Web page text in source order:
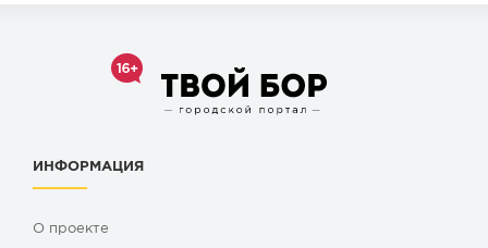
ИНФОРМАЦИЯ
О проекте